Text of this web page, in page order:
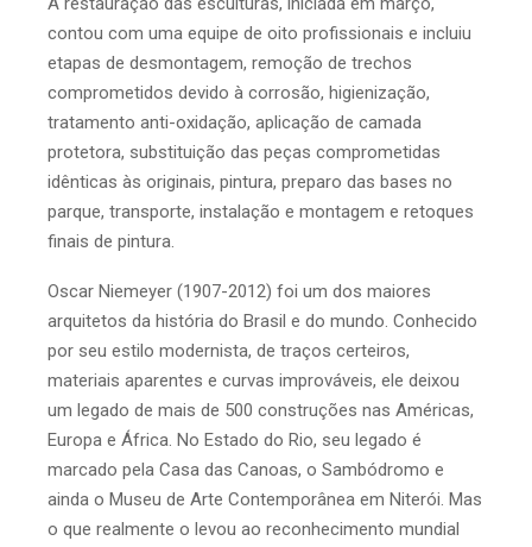
contou com uma equipe de oito profissionais e incluiu
etapas de desmontagem, remoção de trechos
comprometidos devido à corrosão, higienização,
tratamento anti-oxidação, aplicação de camada
protetora, substituição das peças comprometidas
idênticas às originais, pintura, preparo das bases no
parque, transporte, instalação e montagem e retoques
finais de pintura.
Oscar Niemeyer (1907-2012) foi um dos maiores
arquitetos da história do Brasil e do mundo. Conhecido
por seu estilo modernista, de traços certeiros,
materiais aparentes e curvas improváveis, ele deixou
um legado de mais de 500 construções nas Américas,
Europa e África. No Estado do Rio, seu legado é
marcado pela Casa das Canoas, o Sambódromo e
ainda o Museu de Arte Contemporânea em Niterói. Mas
o que realmente o levou ao reconhecimento mundial